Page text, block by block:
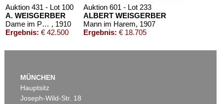
Auktion 431 - Lot 100
A. WEISGERBER
Dame im Park , 1910
Ergebnis: € 42.500
Auktion 601 - Lot 233
ALBERT WEISGERBER
Mann im Harem, 1907
Ergebnis: € 18.705
MÜNCHEN
Hauptsitz
Joseph-Wild-Str. 18